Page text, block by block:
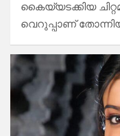
കൈയ്യടക്കിയ
വെറുപ്പാണ്